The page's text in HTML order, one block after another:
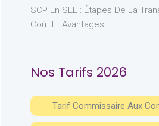
SCP En SEL : Étapes De La
Coût Et Avantages
Nos Tarifs 2026
Tarif Commissaire Aux